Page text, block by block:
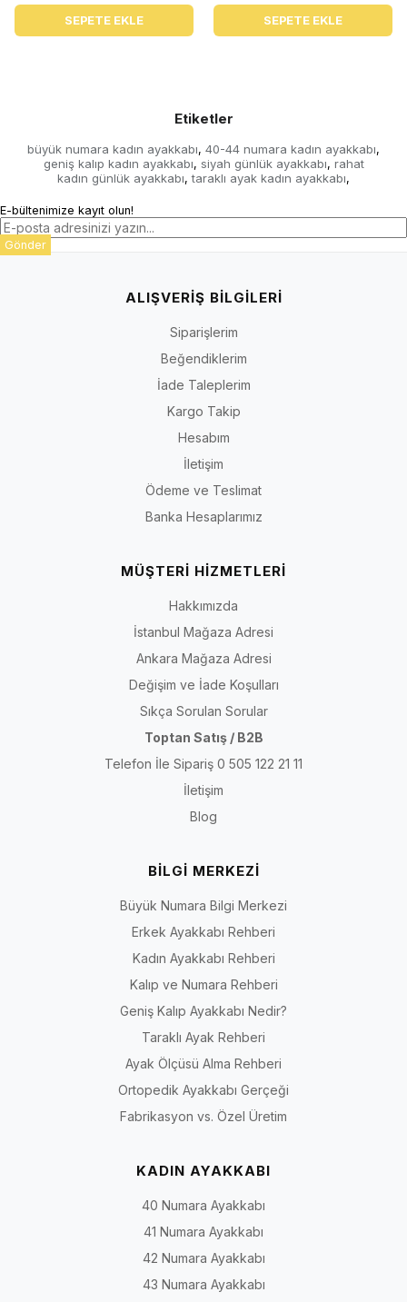
SEPETE EKLE SEPETE EKLE
Etiketler
büyük numara kadın ayakkabı, 40-44 numara kadın ayakkabı,
geniş kalıp kadın ayakkabı, siyah günlük ayakkabı, rahat
kadın günlük ayakkabı, taraklı ayak kadın ayakkabı,
E-bültenimize kayıt olun!
Gönder
ALIŞVERİŞ BİLGİLERİ
Siparişlerim
Beğendiklerim
İade Taleplerim
Kargo Takip
Hesabım
İletişim
Ödeme ve Teslimat
Banka Hesaplarımız
MÜŞTERİ HİZMETLERİ
Hakkımızda
İstanbul Mağaza Adresi
Ankara Mağaza Adresi
Değişim ve İade Koşulları
Sıkça Sorulan Sorular
Toptan Satış / B2B
Telefon İle Sipariş 0 505 122 21 11
İletişim
Blog
BİLGİ MERKEZİ
Büyük Numara Bilgi Merkezi
Erkek Ayakkabı Rehberi
Kadın Ayakkabı Rehberi
Kalıp ve Numara Rehberi
Geniş Kalıp Ayakkabı Nedir?
Taraklı Ayak Rehberi
Ayak Ölçüsü Alma Rehberi
Ortopedik Ayakkabı Gerçeği
Fabrikasyon vs. Özel Üretim
KADIN AYAKKABI
40 Numara Ayakkabı
41 Numara Ayakkabı
42 Numara Ayakkabı
43 Numara Ayakkabı